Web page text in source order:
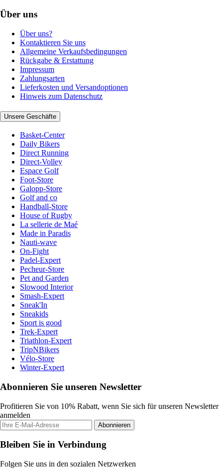
Über uns
Über uns?
Kontaktieren Sie uns
Allgemeine Verkaufsbedingungen
Rückgabe & Erstattung
Impressum
Zahlungsarten
Lieferkosten und Versandoptionen
Hinweis zum Datenschutz
Unsere Geschäfte
Basket-Center
Daily Bikers
Direct Running
Direct-Volley
Espace Golf
Foot-Store
Galopp-Store
Golf and co
Handball-Store
House of Rugby
La sellerie de Maé
Made in Paradis
Nauti-wave
On-Fight
Padel-Expert
Pecheur-Store
Pet and Garden
Slowood Interior
Smash-Expert
Sneak'In
Sneakids
Sport is good
Trek-Expert
Triathlon-Expert
TripNBikers
Vélo-Store
Winter-Expert
Abonnieren Sie unseren Newsletter
Profitieren Sie von 10% Rabatt, wenn Sie sich für unseren Newsletter
anmelden
Abonnieren
Bleiben Sie in Verbindung
Folgen Sie uns in den sozialen Netzwerken